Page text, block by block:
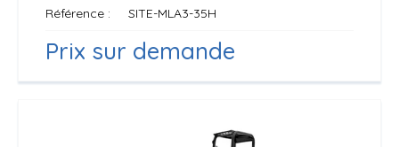
Référence SITE-MLA3-35H
Prix sur demande